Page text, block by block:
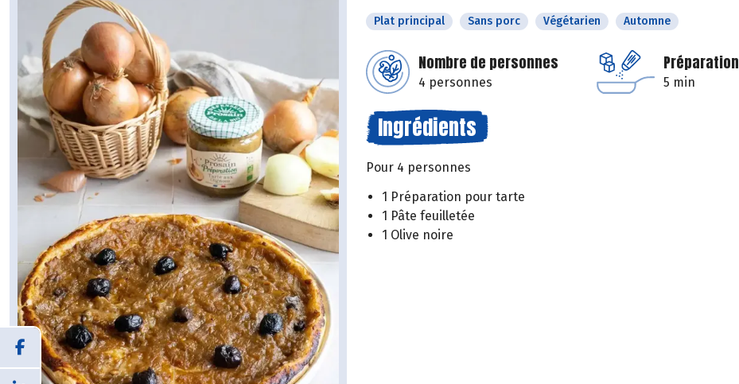
Plat principal Sans porc Végétarien Automne
Nombre de personnes
4 personnes
Préparation
5 min
Ingrédients
Pour 4 personnes
1 Préparation pour tarte
1 Pâte feuilletée
1 Olive noire